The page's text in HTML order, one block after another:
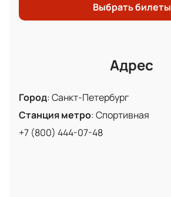
Выбрать билеты
Адрес
Город:Санкт-Петербург
Станция метро:Спортивная
+7 (800) 444-07-48